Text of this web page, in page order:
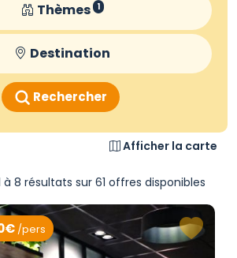
Thèmes 1
Destination
Rechercher
Afficher la carte
8 résultats sur 61 offres disponibles
/pers